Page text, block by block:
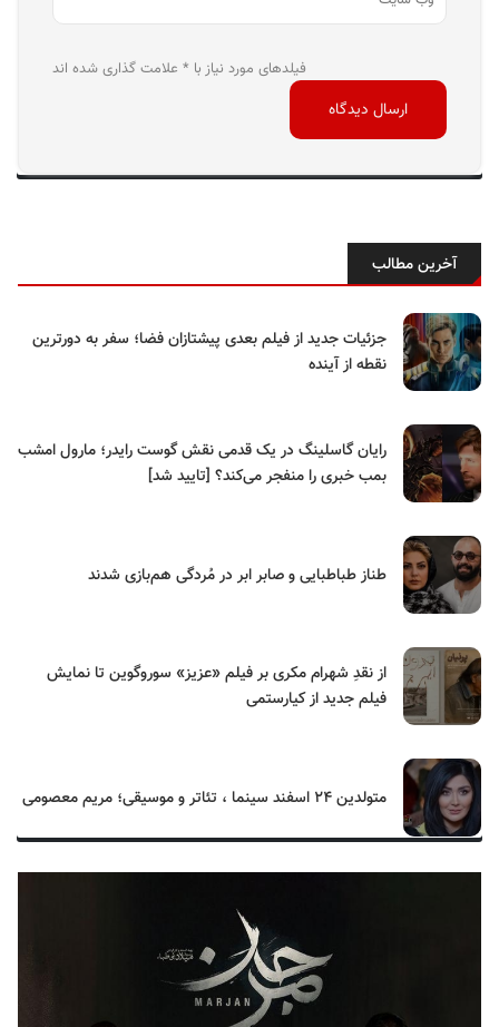
فیلدهای مورد نیاز با * علامت گذاری شده اند
آخرین مطالب
جزئیات جدید از فیلم بعدی پیشتازان فضا؛ سفر به دورترین
نقطه از آینده
رایان گاسلینگ در یک قدمی نقش گوست رایدر؛ مارول امشب
بمب خبری را منفجر می‌کند؟ [تایید شد]
طناز طباطبایی و صابر ابر در مُردگی هم‌بازی شدند
از نقدِ شهرام مکری بر فیلم «عزیز» سوروگوین تا نمایش
فیلم جدید از کیارستمی
متولدین ۲۴ اسفند سینما ، تئاتر و موسیقی؛ مریم معصومی